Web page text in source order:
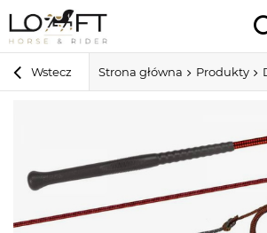
Wstecz Strona główna Produkty